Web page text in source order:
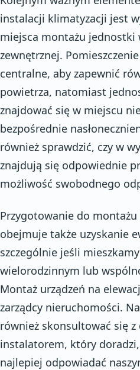
instalacji klimatyzacji jest
miejsca montażu jednostki
zewnętrznej.
centralne, aby zapewnić
powietrza, natomiast
znajdować się w miejscu
bezpośrednie
również sprawdzić, czy w
znajdują się odpowiednie
możliwość swobodnego
Przygotowanie do
obejmuje także uzyskanie
szczególnie jeśli
wielorodzinnym lub
Montaż urządzeń na
zarządcy nieruchomości.
również skonsultować się
instalatorem, który
najlepiej odpowiadać